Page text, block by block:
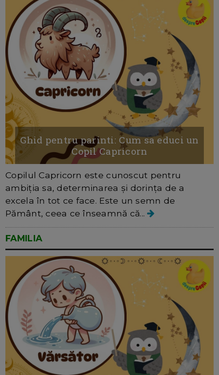
Ghid pentru parinti: Cum sa educi un
Copil Capricorn
Copilul Capricorn este cunoscut pentru
ambiția sa, determinarea și dorința de a
excela în tot ce face. Este un semn de
Pământ, ceea ce înseamnă că...
FAMILIA